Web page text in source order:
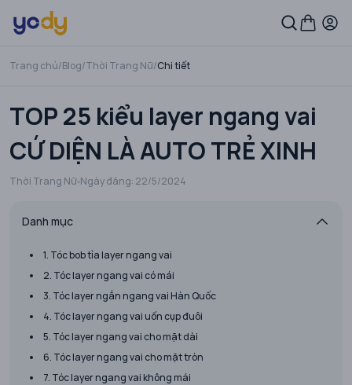
Trang chủ/Blog/Thời Trang Nữ/Chi tiết
TOP 25 kiểu layer ngang vai
CỨ DIỆN LÀ AUTO TRẺ XINH
Thời Trang Nữ Ngày đăng: 22/5/2024
Danh mục
1. Tóc bob tỉa layer ngang vai
2. Tóc layer ngang vai có mái
3. Tóc layer ngắn ngang vai Hàn Quốc
4. Tóc layer ngang vai uốn cụp đuôi
5. Tóc layer ngang vai cho mặt dài
6. Tóc layer ngang vai cho mặt tròn
7. Tóc layer ngang vai không mái